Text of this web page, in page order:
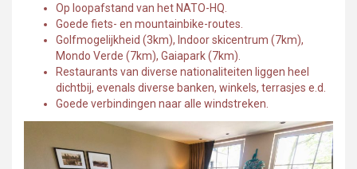
Op loopafstand van het NATO-HQ.
Goede fiets- en mountainbike-routes.
Golfmogelijkheid (3km), Indoor skicentrum (7km),
Mondo Verde (7km), Gaiapark (7km).
Restaurants van diverse nationaliteiten liggen heel
dichtbij, evenals diverse banken, winkels, terrasjes e.d.
Goede verbindingen naar alle windstreken.